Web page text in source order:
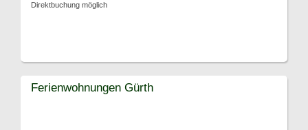
Direktbuchung möglich
Ferienwohnungen Gürth